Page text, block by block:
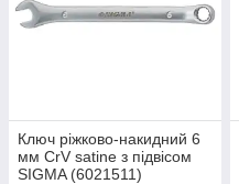
Ключ ріжково-накидний 6
мм CrV satine з підвісом
SIGMA (6021511)